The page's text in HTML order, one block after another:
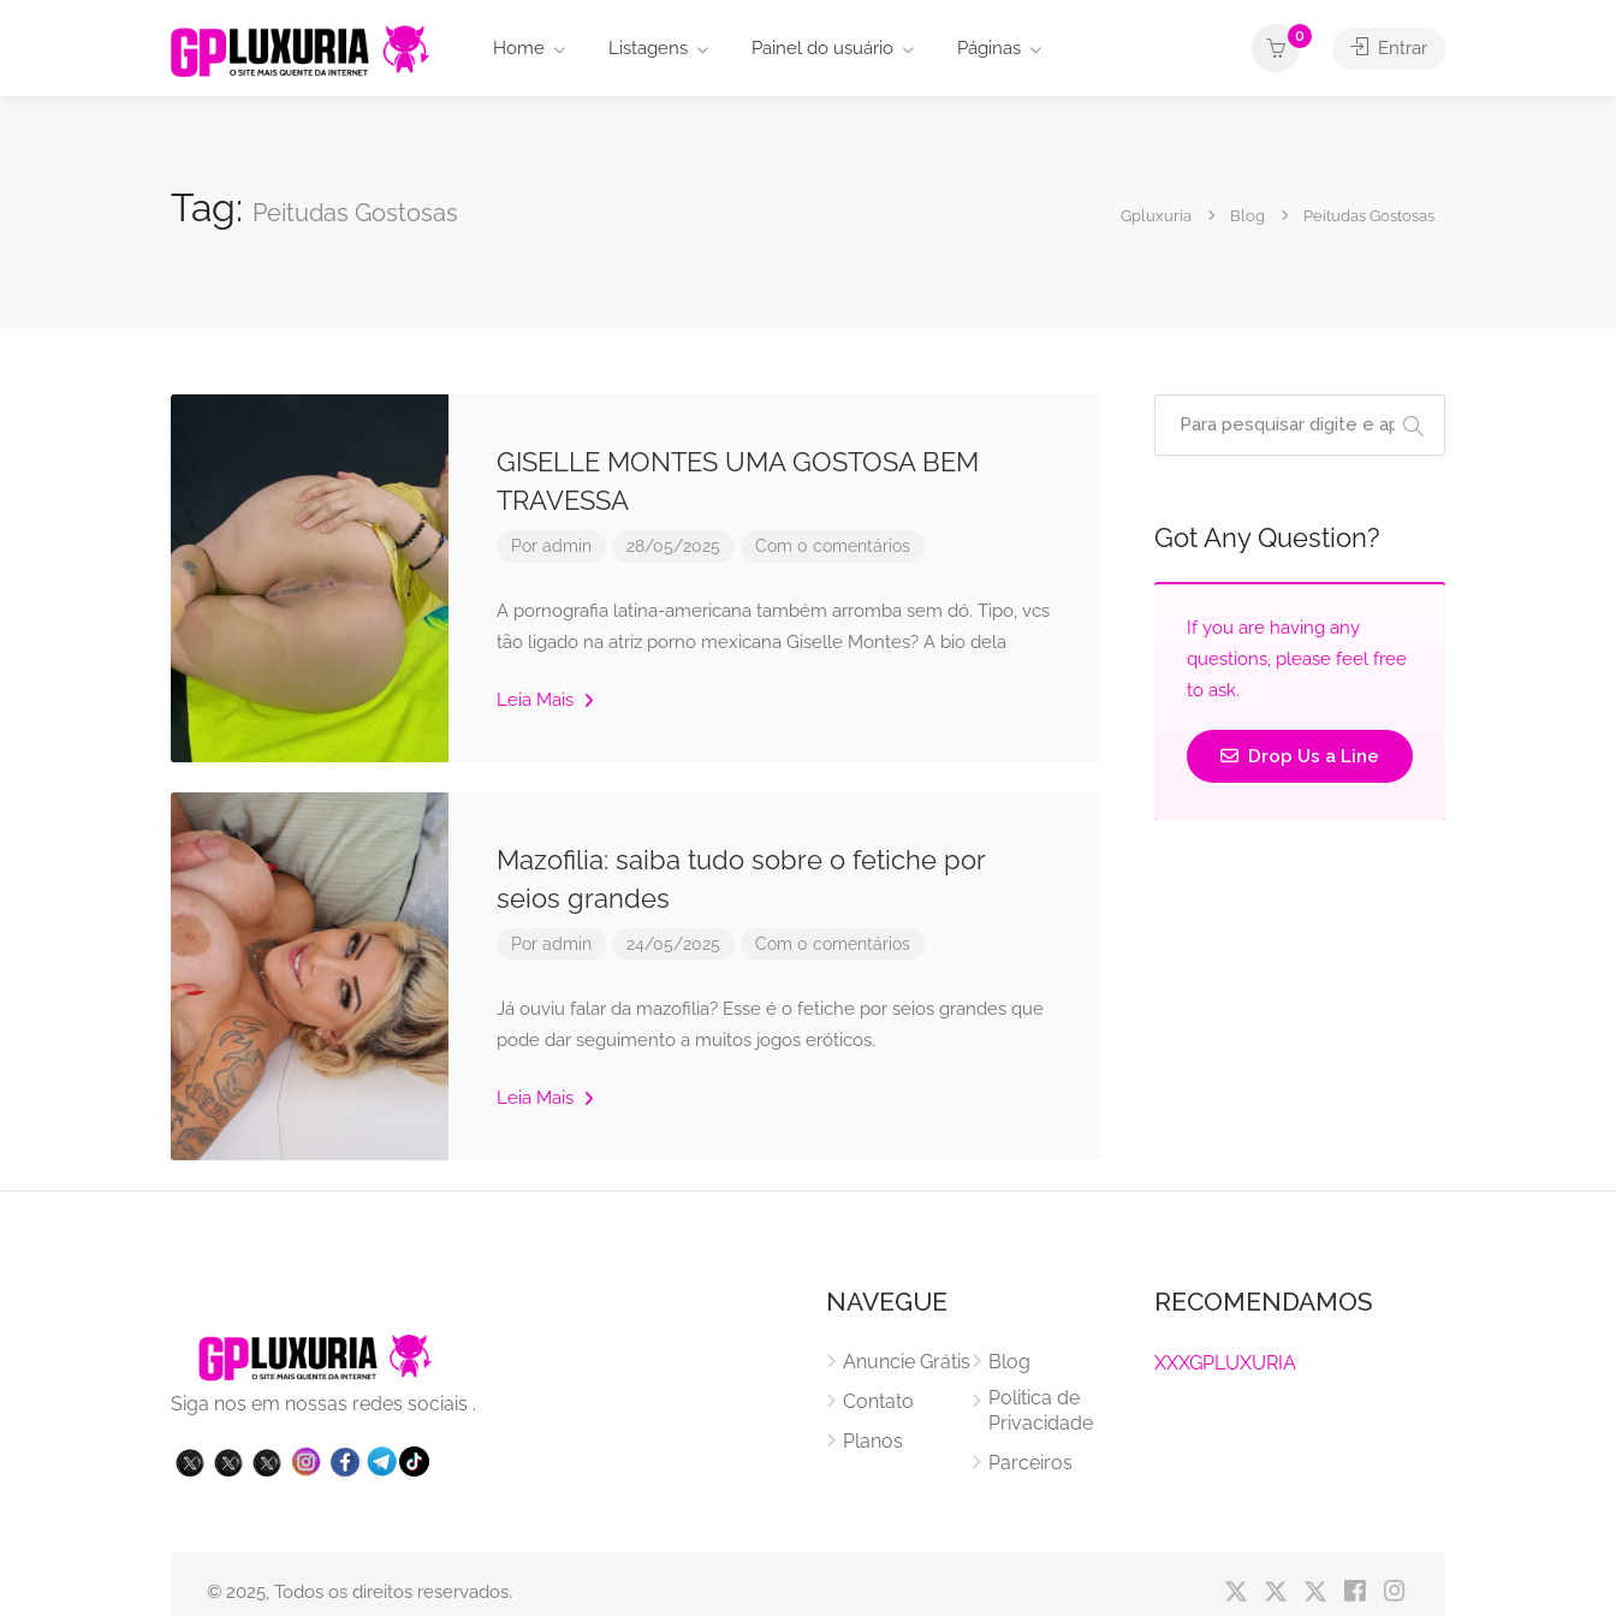
Home Listagens Painel do usuário Páginas
0
Entrar
Tag: Peitudas Gostosas Gpluxuria Blog Peitudas Gostosas
GISELLE MONTES UMA GOSTOSA BEM
TRAVESSA
Por admin 28/05/2025 Com 0 comentários
A pornografia latina-americana também arromba sem dó. Tipo, vcs
tão ligado na atriz porno mexicana Giselle Montes? A bio dela
Leia Mais
Mazofilia: saiba tudo sobre o fetiche por
seios grandes
Por admin 24/05/2025 Com 0 comentários
Já ouviu falar da mazofilia? Esse é o fetiche por seios grandes que
pode dar seguimento a muitos jogos eróticos.
Leia Mais
Got Any Question?
If you are having any
questions, please feel free
to ask.
Drop Us a Line
Siga nos em nossas redes sociais .
NAVEGUE
Anuncie Grátis
Contato
Planos
Blog
Politica de
Privacidade
Parceiros
RECOMENDAMOS
XXXGPLUXURIA
© 2025, Todos os direitos reservados.